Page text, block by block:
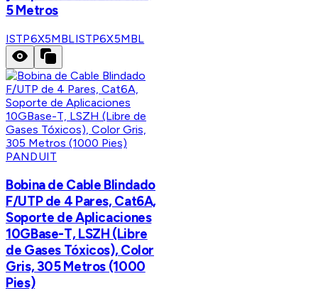
5 Metros
ISTP6X5MBLISTP6X5MBL
PANDUIT
Bobina de Cable Blindado
F/UTP de 4 Pares, Cat6A,
Soporte de Aplicaciones
10GBase-T, LSZH (Libre
de Gases Tóxicos), Color
Gris, 305 Metros (1000
Pies)